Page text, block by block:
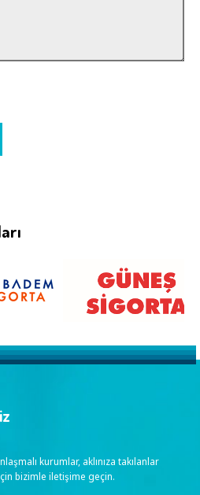
kurumlar, aklınıza takılanlar
bizimle iletişime geçin.